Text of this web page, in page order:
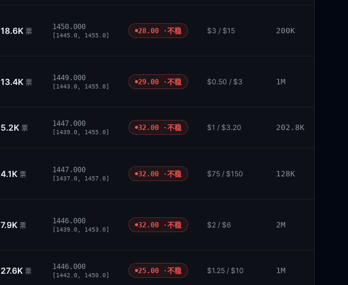
18.6K 票
1450.000
[1445.0, 1455.0]
28.00 ·不稳 $3 / $15 200K
13.4K 票
1449.000
[1443.0, 1455.0]
29.00 ·不稳 $0.50 / $3 1M
5.2K 票
1447.000
[1439.0, 1455.0]
32.00 ·不稳 $1 / $3.20 202.8K
4.1K 票
1447.000
[1437.0, 1457.0]
32.00 ·不稳 $75 / $150 128K
7.9K 票
1446.000
[1439.0, 1453.0]
32.00 ·不稳 $2 / $6 2M
27.6K 票
1446.000
[1442.0, 1450.0]
25.00 ·不稳 $1.25 / $10 1M